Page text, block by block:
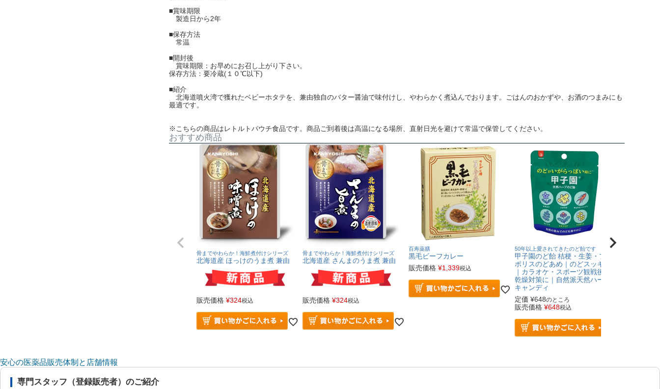
■賞味期限
製造日から2年
■保存方法
常温
■開封後
賞味期限：お早めにお召し上がり下さい。
保存方法：要冷蔵(１０℃以下)
■紹介
北海道噴火湾で獲れたベビーホタテを、兼由独自のバター醤油で味付けし、やわらかく煮込んでおります。ごはんのおかずや、お酒のつまみにも
最適です。
※こちらの商品はレトルトパウチ食品です。商品ご到着後は高温になる場所、直射日光を避けて常温で保管してください。
おすすめ商品
骨までやわらか！海鮮煮付けシリーズ
北海道産 ほっけのうま煮 兼由
販売価格 ¥324税込
骨までやわらか！海鮮煮付けシリーズ
北海道産 さんまのうま煮 兼由
販売価格 ¥324税込
百寿薬膳
黒毛ビーフカレー
販売価格 ¥1,339税込
50年以上愛されてきたのど飴です
甲子園のど飴 桔梗・生姜・プロ
ポリスのどあめ｜のどスッキリ
｜カラオケ・スポーツ観戦後・
乾燥対策に｜自然派天然ハーブ
キャンディ
定価 ¥648のところ
販売価格 ¥648税込
安心の医薬品販売体制と店舗情報
専門スタッフ（登録販売者）のご紹介